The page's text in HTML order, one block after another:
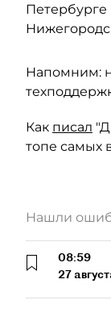
Петербурге
Напомним:
Как писал
топе самых
Нашли
08:59
27